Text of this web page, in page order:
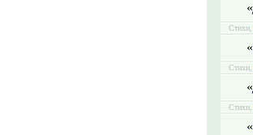
«
Стихи,
«
Стихи,
«
Стихи,
«